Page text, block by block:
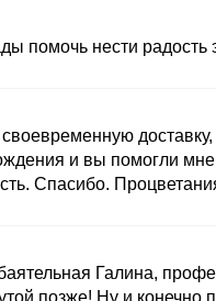
помочь нести
доставку,
и вы помогли
Спасибо.
Галина,
позже! Ну и конечно